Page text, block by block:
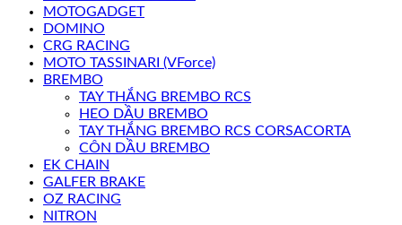
MOTOGADGET
DOMINO
CRG RACING
MOTO TASSINARI (VForce)
BREMBO
TAY THẮNG BREMBO RCS
HEO DẦU BREMBO
TAY THẮNG BREMBO RCS CORSACORTA
CÔN DẦU BREMBO
EK CHAIN
GALFER BRAKE
OZ RACING
NITRON